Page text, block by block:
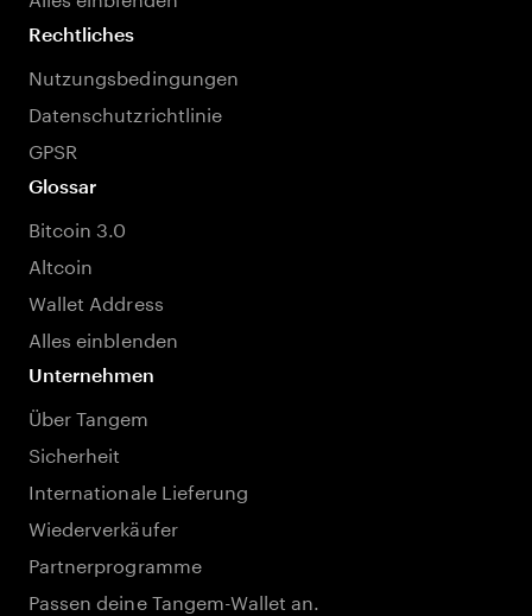
Rechtliches
Nutzungsbedingungen
Datenschutzrichtlinie
GPSR
Glossar
Bitcoin 3.0
Altcoin
Wallet Address
Alles einblenden
Unternehmen
Über Tangem
Sicherheit
Internationale Lieferung
Wiederverkäufer
Partnerprogramme
Passen deine Tangem-Wallet an.